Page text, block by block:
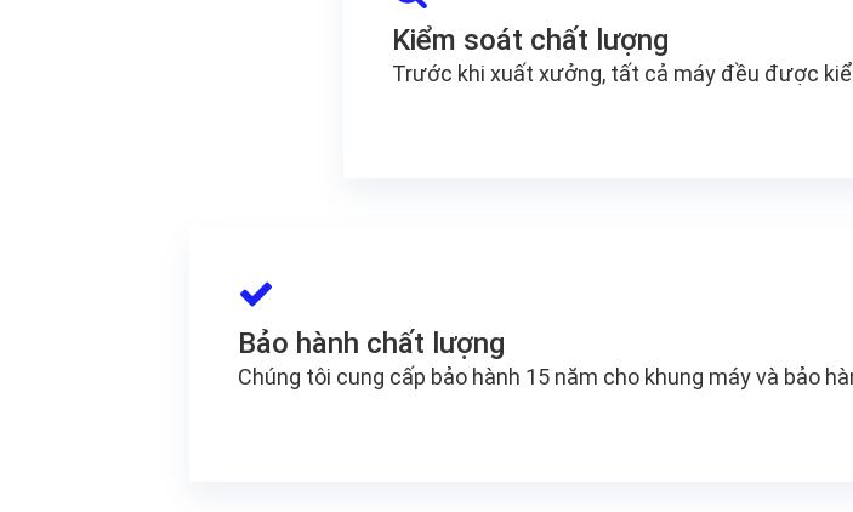
Kiểm soát chất lượng
Trước khi xuất xưởng, tất cả máy đều được
Bảo hành chất lượng
Chúng tôi cung cấp bảo hành 15 năm cho khung máy và bảo